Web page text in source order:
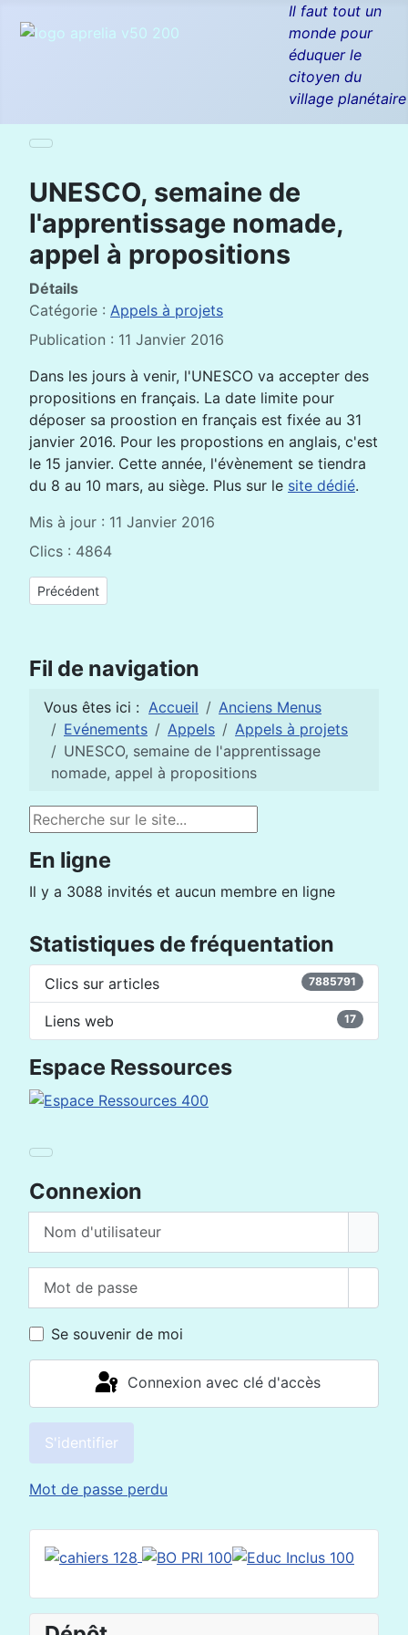
Il faut tout un
monde pour
éduquer le
citoyen du
village planétaire
Espace Ressources
Connexion
Se souvenir de moi
Connexion avec clé d'accès
S'identifier
Mot de passe perdu
UNESCO, semaine de
l'apprentissage nomade,
appel à propositions
Détails
Catégorie : Appels à projets
Publication : 11 Janvier 2016
Dans les jours à venir, l'UNESCO va accepter des
propositions en français. La date limite pour
déposer sa proostion en français est fixée au 31
janvier 2016. Pour les propostions en anglais, c'est
le 15 janvier. Cette année, l'évènement se tiendra
du 8 au 10 mars, au siège. Plus sur le site dédié.
Mis à jour : 11 Janvier 2016
Clics : 4864
Article précédent : Conférence sur l'éducation des filles en
Précédent
Fil de navigation
Vous êtes ici : Accueil
Anciens Menus
Evénements
Appels
Appels à projets
UNESCO, semaine de l'apprentissage
nomade, appel à propositions
Rechercher
En ligne
Il y a 3088 invités et aucun membre en ligne
Statistiques de fréquentation
Clics sur articles 7885791
Liens web 17